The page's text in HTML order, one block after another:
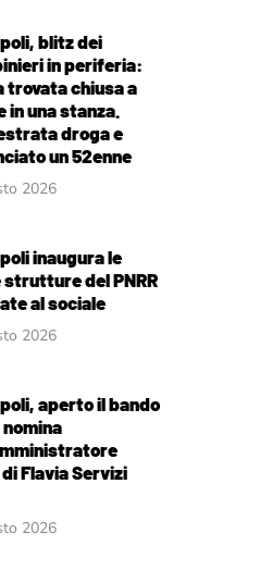
blitz dei
in periferia:
trovata chiusa a
in una stanza.
droga e
un 52enne
2026
inaugura le
strutture del PNRR
al sociale
2026
aperto il bando
Flavia Servizi
2026